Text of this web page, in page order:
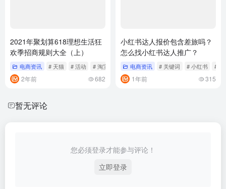
2021年聚划算618理想生活狂
欢季招商规则大全（上）
电商资讯 # 天猫 # 活动 # 淘宝
2年前 682
小红书达人报价包含差旅吗？
怎么找小红书达人推广？
电商资讯 # 关键词 # 小红书 # 推
1年前 315
暂无评论
您必须登录才能参与评论！
立即登录